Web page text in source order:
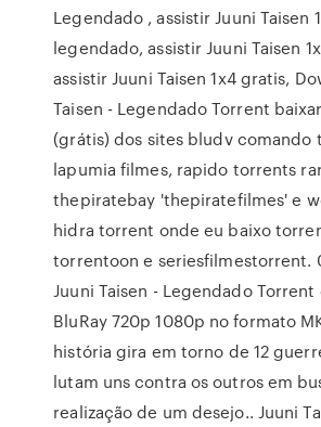
Legendado , assistir Juuni Taisen
legendado, assistir Juuni Taisen
assistir Juuni Taisen 1x4 gratis,
Taisen - Legendado Torrent
(grátis) dos sites bludv comando
lapumia filmes, rapido torrents
thepiratebay 'thepiratefilmes' e
hidra torrent onde eu baixo
torrentoon e seriesfilmestorrent.
Juuni Taisen - Legendado Torrent
BluRay 720p 1080p no formato
história gira em torno de 12
lutam uns contra os outros em
realização de um desejo.. Juuni